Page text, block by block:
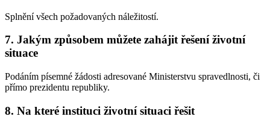
Splnění všech požadovaných náležitostí.
7. Jakým způsobem můžete zahájit řešení životní
situace
Podáním písemné žádosti adresované Ministerstvu spravedlnosti, či
přímo prezidentu republiky.
8. Na které instituci životní situaci řešit